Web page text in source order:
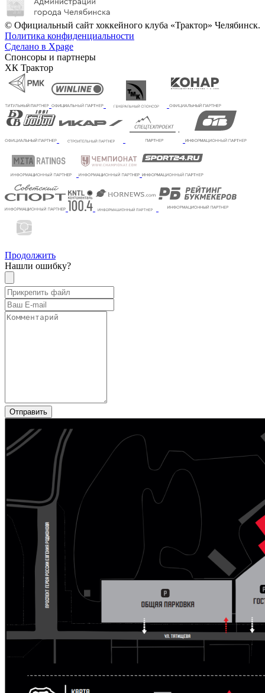
© Официальный сайт хоккейного клуба «Трактор» Челябинск.
Политика конфиденциальности
Сделано в Xpage
Спонсоры и партнеры
ХК Трактор
Продолжить
Нашли ошибку?